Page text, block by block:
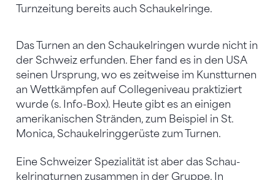
Turnzeitung bereits auch Schaukelringe.
Das Turnen an den Schaukelringen wurde nicht in
der Schweiz erfunden. Eher fand es in den USA
seinen Ursprung, wo es zeitweise im Kunstturnen
an Wettkämpfen auf Collegeniveau praktiziert
wurde (s. Info-Box). Heute gibt es an einigen
amerikanischen Stränden, zum Beispiel in St.
Monica, Schaukelringgerüste zum Turnen.
Eine Schweizer Spezialität ist aber das Schau­
kelringturnen zusammen in der Gruppe. In